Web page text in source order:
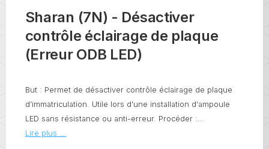
Sharan (7N) - Désactiver
contrôle éclairage de plaque
(Erreur ODB LED)
But : Permet de désactiver contrôle éclairage de plaque
d’immatriculation. Utile lors d'une installation d'ampoule
LED sans résistance ou anti-erreur. Procéder :...
Lire plus ...